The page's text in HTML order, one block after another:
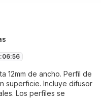
:06:56
12mm de ancho. Perfil de
superficie. Incluye difusor
Los perfiles se